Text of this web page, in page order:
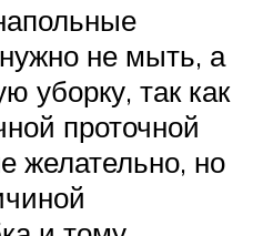
не мыть, а
уборку, так как
проточной
желательно, но